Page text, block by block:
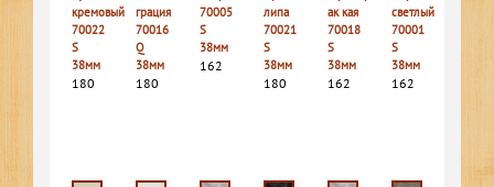
кремовый
70022
S
38мм
180
грация
70016
Q
38мм
180
70005
S
38мм
162
липа
70021
S
38мм
180
ак кая
70018
S
38мм
162
светлый
70001
S
38мм
162